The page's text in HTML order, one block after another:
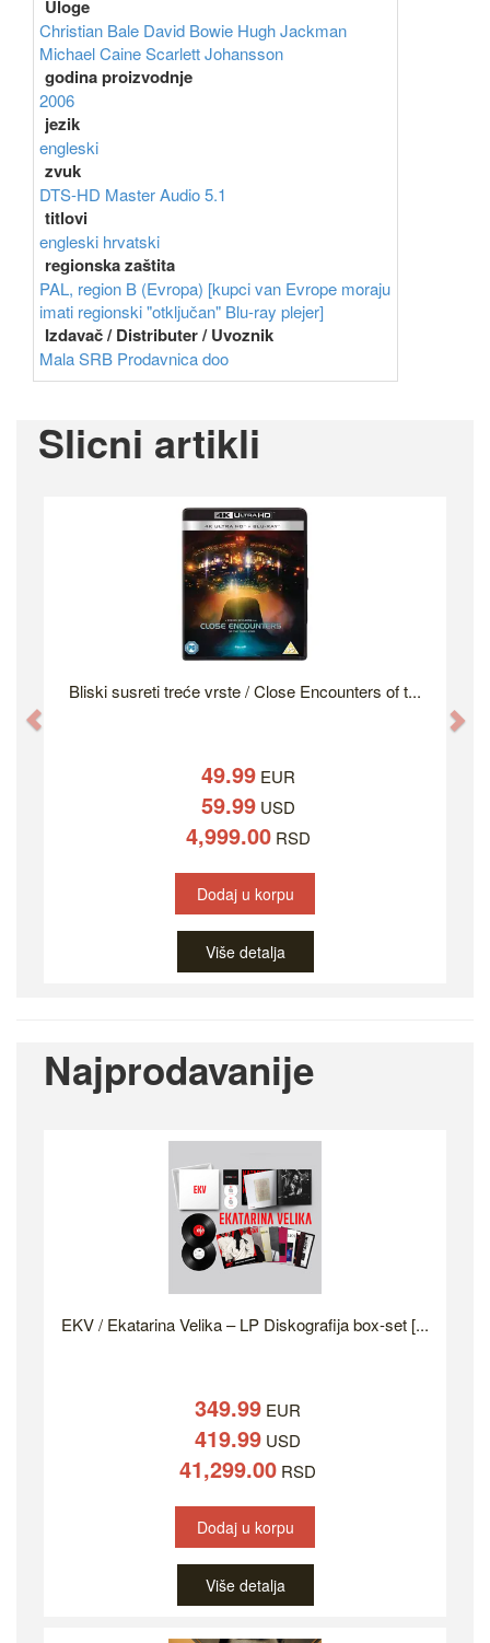
Uloge
Christian Bale David Bowie Hugh Jackman
Michael CaineScarlett Johansson
godina proizvodnje
2006
jezik
engleski
zvuk
DTS-HD Master Audio 5.1
titlovi
engleski hrvatski
regionska zaštita
PAL, region B (Evropa) [kupci van Evrope moraju
imati regionski "otključan" Blu-ray plejer]
Izdavač / Distributer / Uvoznik
Mala SRB Prodavnica doo
Slicni artikli
Bliski susreti treće vrste / Close Encounters of t...
49.99EUR
59.99USD
4,999.00RSD
Dodaj u korpu
Više detalja
Najprodavanije
EKV / Ekatarina Velika – LP Diskografija box-set [...
349.99 EUR
419.99 USD
41,299.00 RSD
Dodaj u korpu
Više detalja